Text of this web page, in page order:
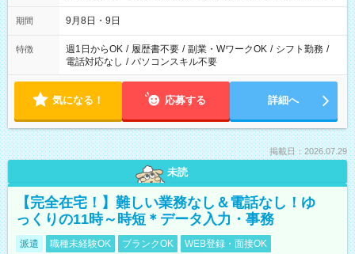
時間は変更となる可能性があります
期間 9月8日・9日
特徴 週1日からOK / 履歴書不要 / 副業・WワークOK / シフト勤務 /
電話対応なし / パソコンスキル不要
気になる！ 応募する 詳細へ
掲載日：2026.07.29
未読
【完全在宅！】難しい業務なし＆電話なし！ゆ
っくりの11時～時短＊データ入力・事務
派遣 職種未経験OK ブランクOK WEB登録・面接OK